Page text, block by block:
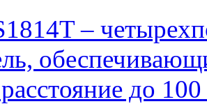
–
до